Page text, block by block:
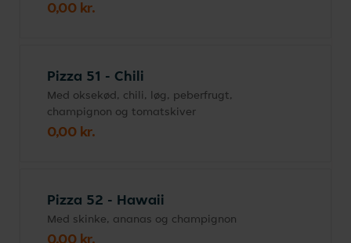
0,00 kr.
Pizza 51 - Chili
Med oksekød, chili, løg, peberfrugt,
champignon og tomatskiver
0,00 kr.
Pizza 52 - Hawaii
Med skinke, ananas og champignon
0,00 kr.